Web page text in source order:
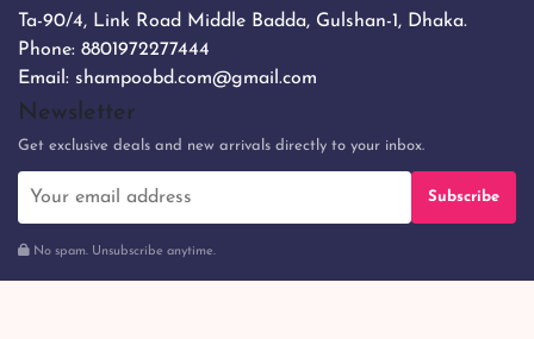
Ta-90/4, Link Road Middle Badda, Gulshan-1, Dhaka.
Phone: 8801972277444
Email: shampoobd.com@gmail.com
Newsletter
Get exclusive deals and new arrivals directly to your inbox.
Subscribe
No spam. Unsubscribe anytime.